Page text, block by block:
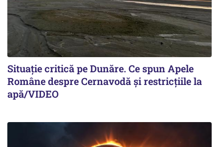
Situație critică pe Dunăre. Ce spun Apele
Române despre Cernavodă și restricțiile la
apă/VIDEO